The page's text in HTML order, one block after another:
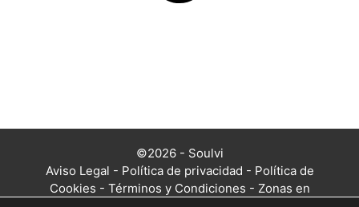
©2026 - Soulvi
Aviso Legal - Política de privacidad - Política de
Cookies - Términos y Condiciones - Zonas en